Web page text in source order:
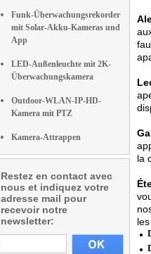
Funk-Überwachungsrekorder
mit Solar-Akku-Kameras und
App
LED-Außenleuchte mit 2K-
Überwachungskamera
Outdoor-WLAN-IP-HD-
Kamera mit PTZ
Kamera-Attrappen
Restez en contact avec
nous et indiquez votre
adresse mail pour
recevoir notre
newsletter:
la